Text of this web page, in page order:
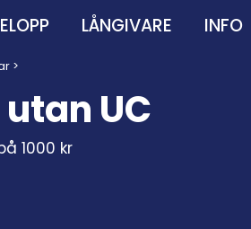
LÅNGIVARE INFO
>
UC
1000 kr